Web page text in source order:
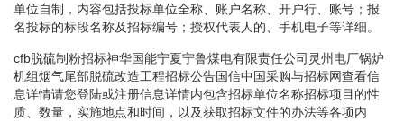
单位自制，内容包括投标单位全称、账户名称、开户行、账号；报
名投标的标段名称及招标编号；授权代表人的、手机电子等详细。
cfb脱硫制粉招标神华国能宁夏宁鲁煤电有限责任公司灵州电厂锅炉
机组烟气尾部脱硫改造工程招标公告国信中国采购与招标网查看信
息详情请您登陆或注册信息详情内包含招标单位名称招标项目的性
质、数量，实施地点和时间，以及获取招标文件的办法等各项内